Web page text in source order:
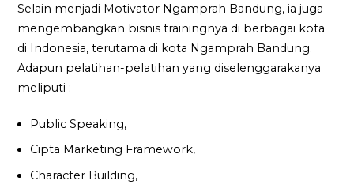
Selain menjadi Motivator Ngamprah Bandung, ia juga
mengembangkan bisnis trainingnya di berbagai kota
di Indonesia, terutama di kota Ngamprah Bandung.
Adapun pelatihan-pelatihan yang diselenggarakanya
meliputi :
Public Speaking,
Cipta Marketing Framework,
Character Building,